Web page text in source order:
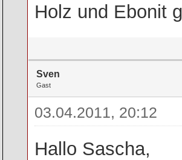
Holz und Ebonit
Sven
Gast
03.04.2011, 20:12
Hallo Sascha,